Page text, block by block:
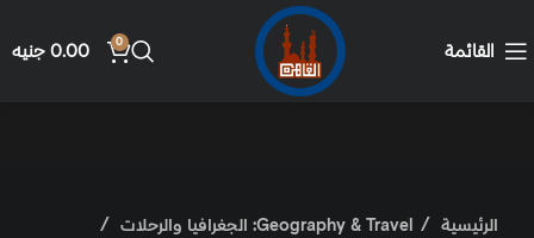
القائمة 0
0.00 جنيه
الرئيسية
Geography & Travel: الجغرافيا والرحلات